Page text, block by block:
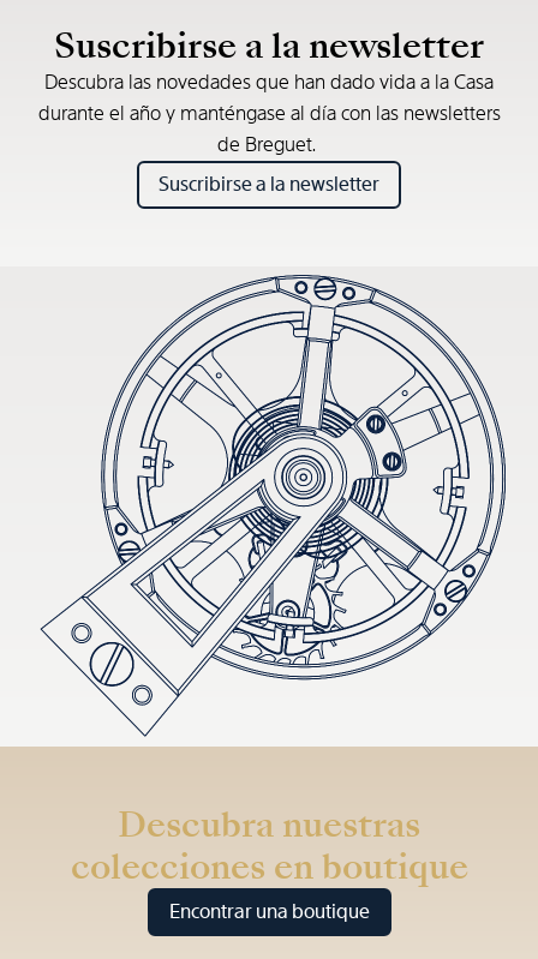
Suscribirse a la newsletter
Descubra las novedades que han dado vida a la Casa
durante el año y manténgase al día con las newsletters
de Breguet.
Suscribirse a la newsletter
Descubra nuestras
colecciones en boutique
Encontrar una boutique